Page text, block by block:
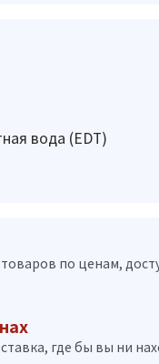
вода (EDT)
по ценам,
где бы вы ни